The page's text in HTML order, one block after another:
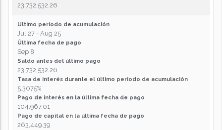
23,732,532.26
Ultimo período de acumulación
Jul 27 - Aug 25
Última fecha de pago
Sep 8
Saldo antes del último pago
23,732,532.26
Tasa de interés durante el último periodo de acumulación
5.3075%
Pago de interés en la última fecha de pago
104,967.01
Pago de capital en la última fecha de pago
263,449.39